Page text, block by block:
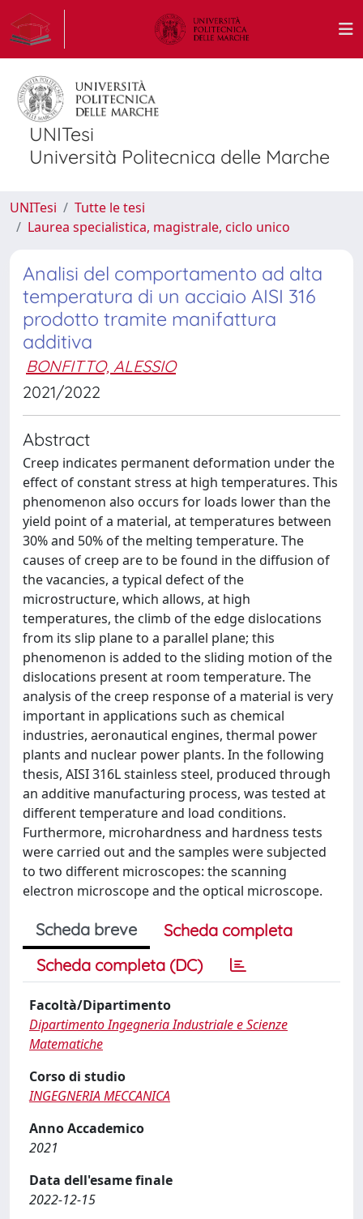
UNITesi
Università Politecnica delle Marche
UNITesi
Tutte le tesi
Laurea specialistica, magistrale, ciclo unico
Analisi del comportamento ad alta
temperatura di un acciaio AISI 316
prodotto tramite manifattura
additiva
BONFITTO, ALESSIO
2021/2022
Abstract
Creep indicates permanent deformation under the
effect of constant stress at high temperatures. This
phenomenon also occurs for loads lower than the
yield point of a material, at temperatures between
30% and 50% of the melting temperature. The
causes of creep are to be found in the diffusion of
the vacancies, a typical defect of the
microstructure, which allows, at high
temperatures, the climb of the edge dislocations
from its slip plane to a parallel plane; this
phenomenon is added to the sliding motion of the
dislocations present at room temperature. The
analysis of the creep response of a material is very
important in applications such as chemical
industries, aeronautical engines, thermal power
plants and nuclear power plants. In the following
thesis, AISI 316L stainless steel, produced through
an additive manufacturing process, was tested at
different temperature and load conditions.
Furthermore, microhardness and hardness tests
were carried out and the samples were subjected
to two different microscopes: the scanning
electron microscope and the optical microscope.
Scheda breve
Scheda completa
Scheda completa (DC)
Facoltà/Dipartimento
Dipartimento Ingegneria Industriale e Scienze
Matematiche
Corso di studio
INGEGNERIA MECCANICA
Anno Accademico
2021
Data dell'esame finale
2022-12-15